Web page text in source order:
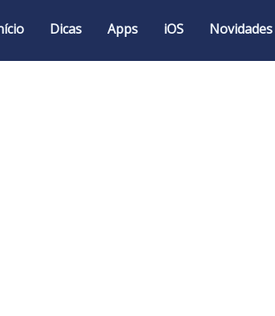
Dicas Apps iOS Novidades